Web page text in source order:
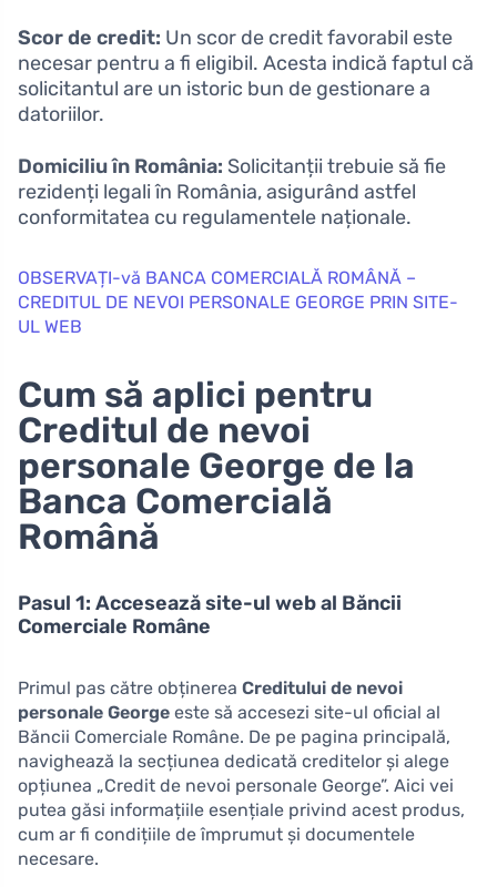
Scor de credit: Un scor de credit favorabil este
necesar pentru a fi eligibil. Acesta indică faptul că
solicitantul are un istoric bun de gestionare a
datoriilor.
Domiciliu în România: Solicitanții trebuie să fie
rezidenți legali în România, asigurând astfel
conformitatea cu regulamentele naționale.
OBSERVAȚI-vă BANCA COMERCIALĂ ROMÂNĂ –
CREDITUL DE NEVOI PERSONALE GEORGE PRIN SITE-
UL WEB
Cum să aplici pentru
Creditul de nevoi
personale George de la
Banca Comercială
Română
Pasul 1: Accesează site-ul web al Băncii
Comerciale Române
Primul pas către obținerea Creditului de nevoi
personale George este să accesezi site-ul oficial al
Băncii Comerciale Române. De pe pagina principală,
navighează la secțiunea dedicată creditelor și alege
opțiunea „Credit de nevoi personale George”. Aici vei
putea găsi informațiile esențiale privind acest produs,
cum ar fi condițiile de împrumut și documentele
necesare.